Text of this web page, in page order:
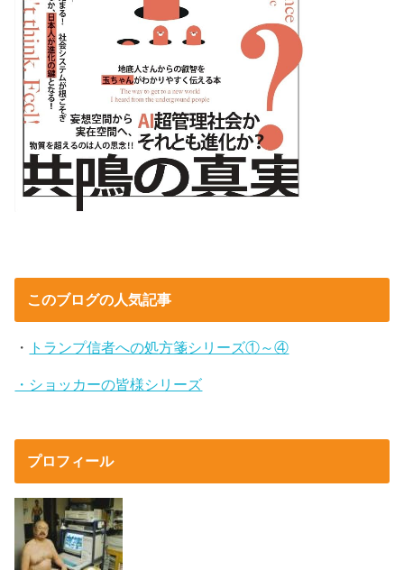
このブログの人気記事
・ トランプ信者への処方箋シリーズ①～④
・ショッカーの皆様シリーズ
プロフィール